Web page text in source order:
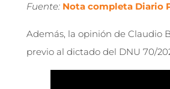
Fuente: Nota completa Diario
Además, la opinión de Claudio
previo al dictado del DNU 70/